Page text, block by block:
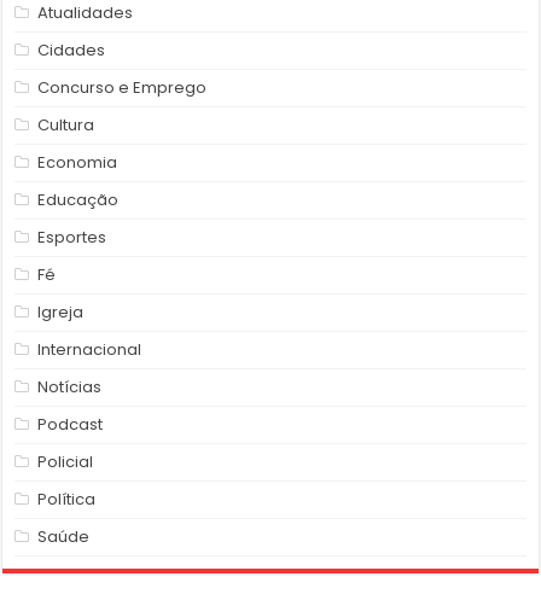
Atualidades
Cidades
Concurso e Emprego
Cultura
Economia
Educação
Esportes
Fé
Igreja
Internacional
Notícias
Podcast
Policial
Política
Saúde